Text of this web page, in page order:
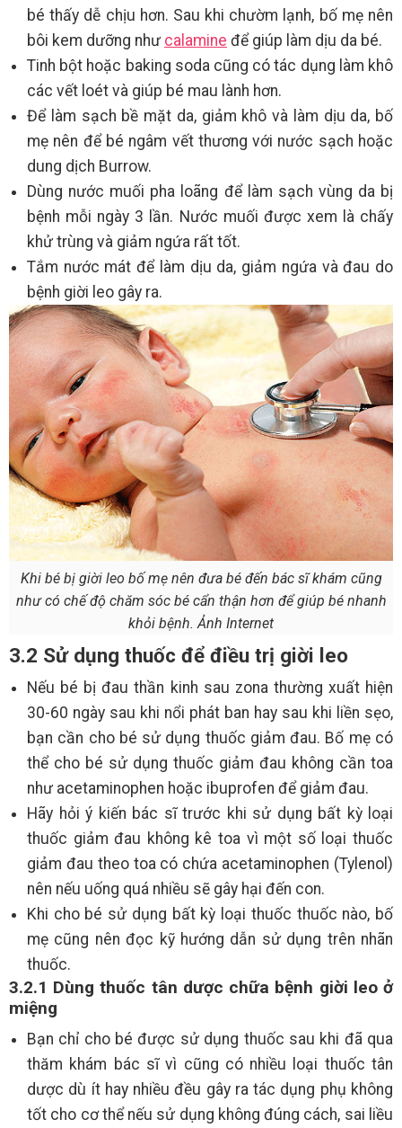
bé thấy dễ chịu hơn. Sau khi chườm lạnh, bố mẹ nên
bôi kem dưỡng như calamine để giúp làm dịu da bé.
Tinh bột hoặc baking soda cũng có tác dụng làm khô
các vết loét và giúp bé mau lành hơn.
Để làm sạch bề mặt da, giảm khô và làm dịu da, bố
mẹ nên để bé ngâm vết thương với nước sạch hoặc
dung dịch Burrow.
Dùng nước muối pha loãng để làm sạch vùng da bị
bệnh mỗi ngày 3 lần. Nước muối được xem là chấy
khử trùng và giảm ngứa rất tốt.
Tắm nước mát để làm dịu da, giảm ngứa và đau do
bệnh giời leo gây ra.
Khi bé bị giời leo bố mẹ nên đưa bé đến bác sĩ khám cũng
như có chế độ chăm sóc bé cẩn thận hơn để giúp bé nhanh
khỏi bệnh. Ảnh Internet
3.2 Sử dụng thuốc để điều trị giời leo
Nếu bé bị đau thần kinh sau zona thường xuất hiện
30-60 ngày sau khi nổi phát ban hay sau khi liền sẹo,
bạn cần cho bé sử dụng thuốc giảm đau. Bố mẹ có
thể cho bé sử dụng thuốc giảm đau không cần toa
như acetaminophen hoặc ibuprofen để giảm đau.
Hãy hỏi ý kiến bác sĩ trước khi sử dụng bất kỳ loại
thuốc giảm đau không kê toa vì một số loại thuốc
giảm đau theo toa có chứa acetaminophen (Tylenol)
nên nếu uống quá nhiều sẽ gây hại đến con.
Khi cho bé sử dụng bất kỳ loại thuốc thuốc nào, bố
mẹ cũng nên đọc kỹ hướng dẫn sử dụng trên nhãn
thuốc.
3.2.1 Dùng thuốc tân dược chữa bệnh giời leo ở
miệng
Bạn chỉ cho bé được sử dụng thuốc sau khi đã qua
thăm khám bác sĩ vì cũng có nhiều loại thuốc tân
dược dù ít hay nhiều đều gây ra tác dụng phụ không
tốt cho cơ thể nếu sử dụng không đúng cách, sai liều